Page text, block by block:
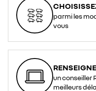
parmi les
vous
un conseiller
meilleurs